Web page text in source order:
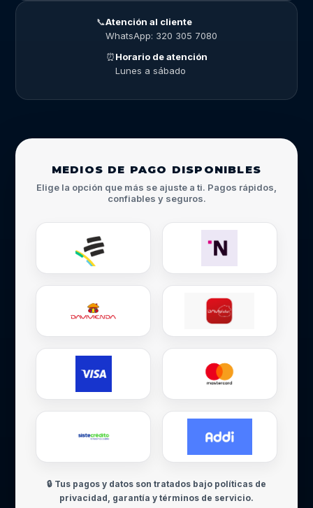
📞Atención al cliente
WhatsApp: 320 305 7080
⏰Horario de atención
Lunes a sábado
MEDIOS DE PAGO DISPONIBLES
Elige la opción que más se ajuste a ti. Pagos rápidos,
confiables y seguros.
🔒 Tus pagos y datos son tratados bajo políticas de
privacidad, garantía y términos de servicio.